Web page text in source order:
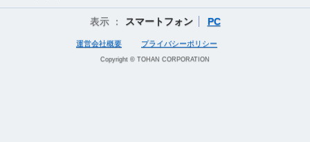
表示 ： スマートフォン PC
運営会社概要 プライバシーポリシー
Copyright © TOHAN CORPORATION